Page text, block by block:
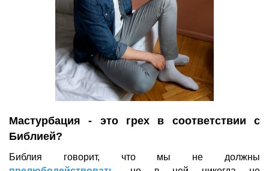
Мастурбация - это грех в соответствии с
Библией?
Библия говорит, что мы не должны